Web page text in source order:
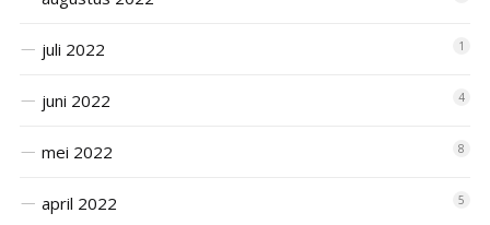
juli 2022 1
juni 2022 4
mei 2022 8
april 2022 5